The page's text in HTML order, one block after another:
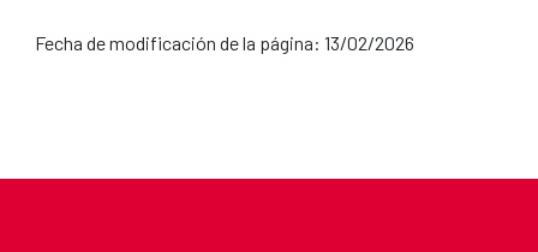
Fecha de modificación de la página: 13/02/2026